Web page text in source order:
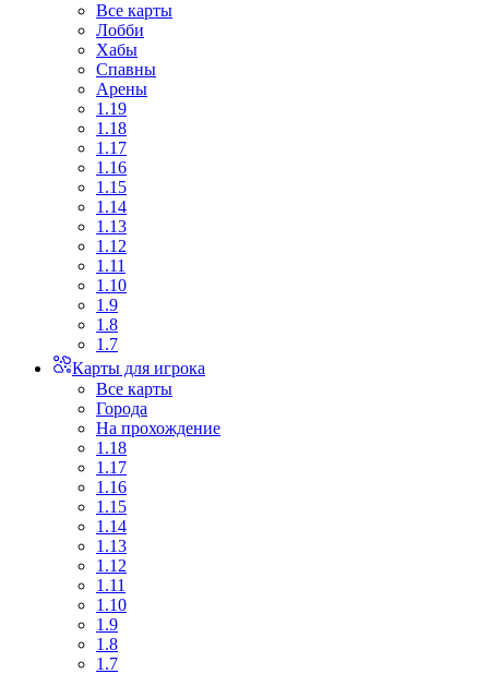
Все карты
Лобби
Хабы
Спавны
Арены
1.19
1.18
1.17
1.16
1.15
1.14
1.13
1.12
1.11
1.10
1.9
1.8
1.7
Карты для игрока
Все карты
Города
На прохождение
1.18
1.17
1.16
1.15
1.14
1.13
1.12
1.11
1.10
1.9
1.8
1.7